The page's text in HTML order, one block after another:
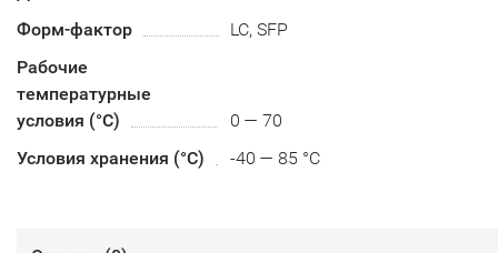
Форм-фактор
LC, SFP
Рабочие
температурные
условия (°С)
0 — 70
Условия хранения (°С)
-40 — 85 °C